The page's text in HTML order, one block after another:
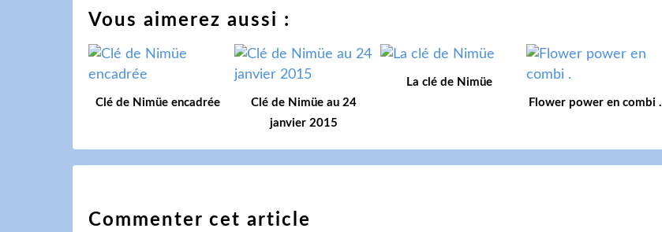
Vous aimerez aussi :
Clé de Nimüe encadrée
Clé de Nimüe au 24
janvier 2015
La clé de Nimüe
Flower power en combi .
Commenter cet article